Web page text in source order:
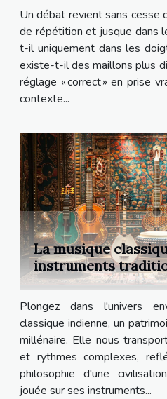
Un débat revient sans cesse
de répétition et jusque dans
t-il uniquement dans les
existe-t-il des maillons plus
réglage « correct » en prise
contexte...
La musique
instruments
Plongez dans l'univers
classique indienne, un
millénaire. Elle nous
et rythmes complexes,
philosophie d'une
jouée sur ses instruments...